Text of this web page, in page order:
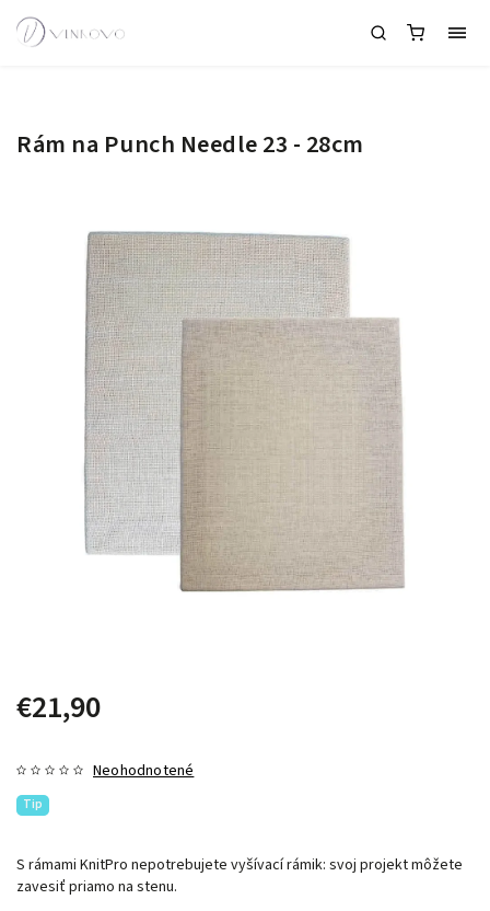
Rám na Punch Needle 23 - 28cm
€21,90
Tip
Neohodnotené
S rámami KnitPro nepotrebujete vyšívací rámik: svoj projekt môžete
zavesiť priamo na stenu.